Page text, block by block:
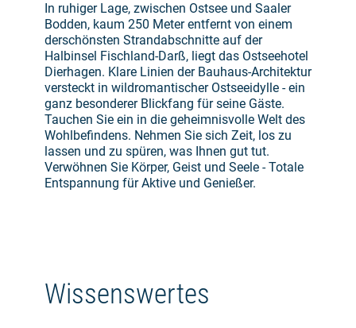
In ruhiger Lage, zwischen Ostsee und Saaler
Bodden, kaum 250 Meter entfernt von einem
derschönsten Strandabschnitte auf der
Halbinsel Fischland-Darß, liegt das Ostseehotel
Dierhagen. Klare Linien der Bauhaus-Architektur
versteckt in wildromantischer Ostseeidylle - ein
ganz besonderer Blickfang für seine Gäste.
Tauchen Sie ein in die geheimnisvolle Welt des
Wohlbefindens. Nehmen Sie sich Zeit, los zu
lassen und zu spüren, was Ihnen gut tut.
Verwöhnen Sie Körper, Geist und Seele - Totale
Entspannung für Aktive und Genießer.
Wissenswertes